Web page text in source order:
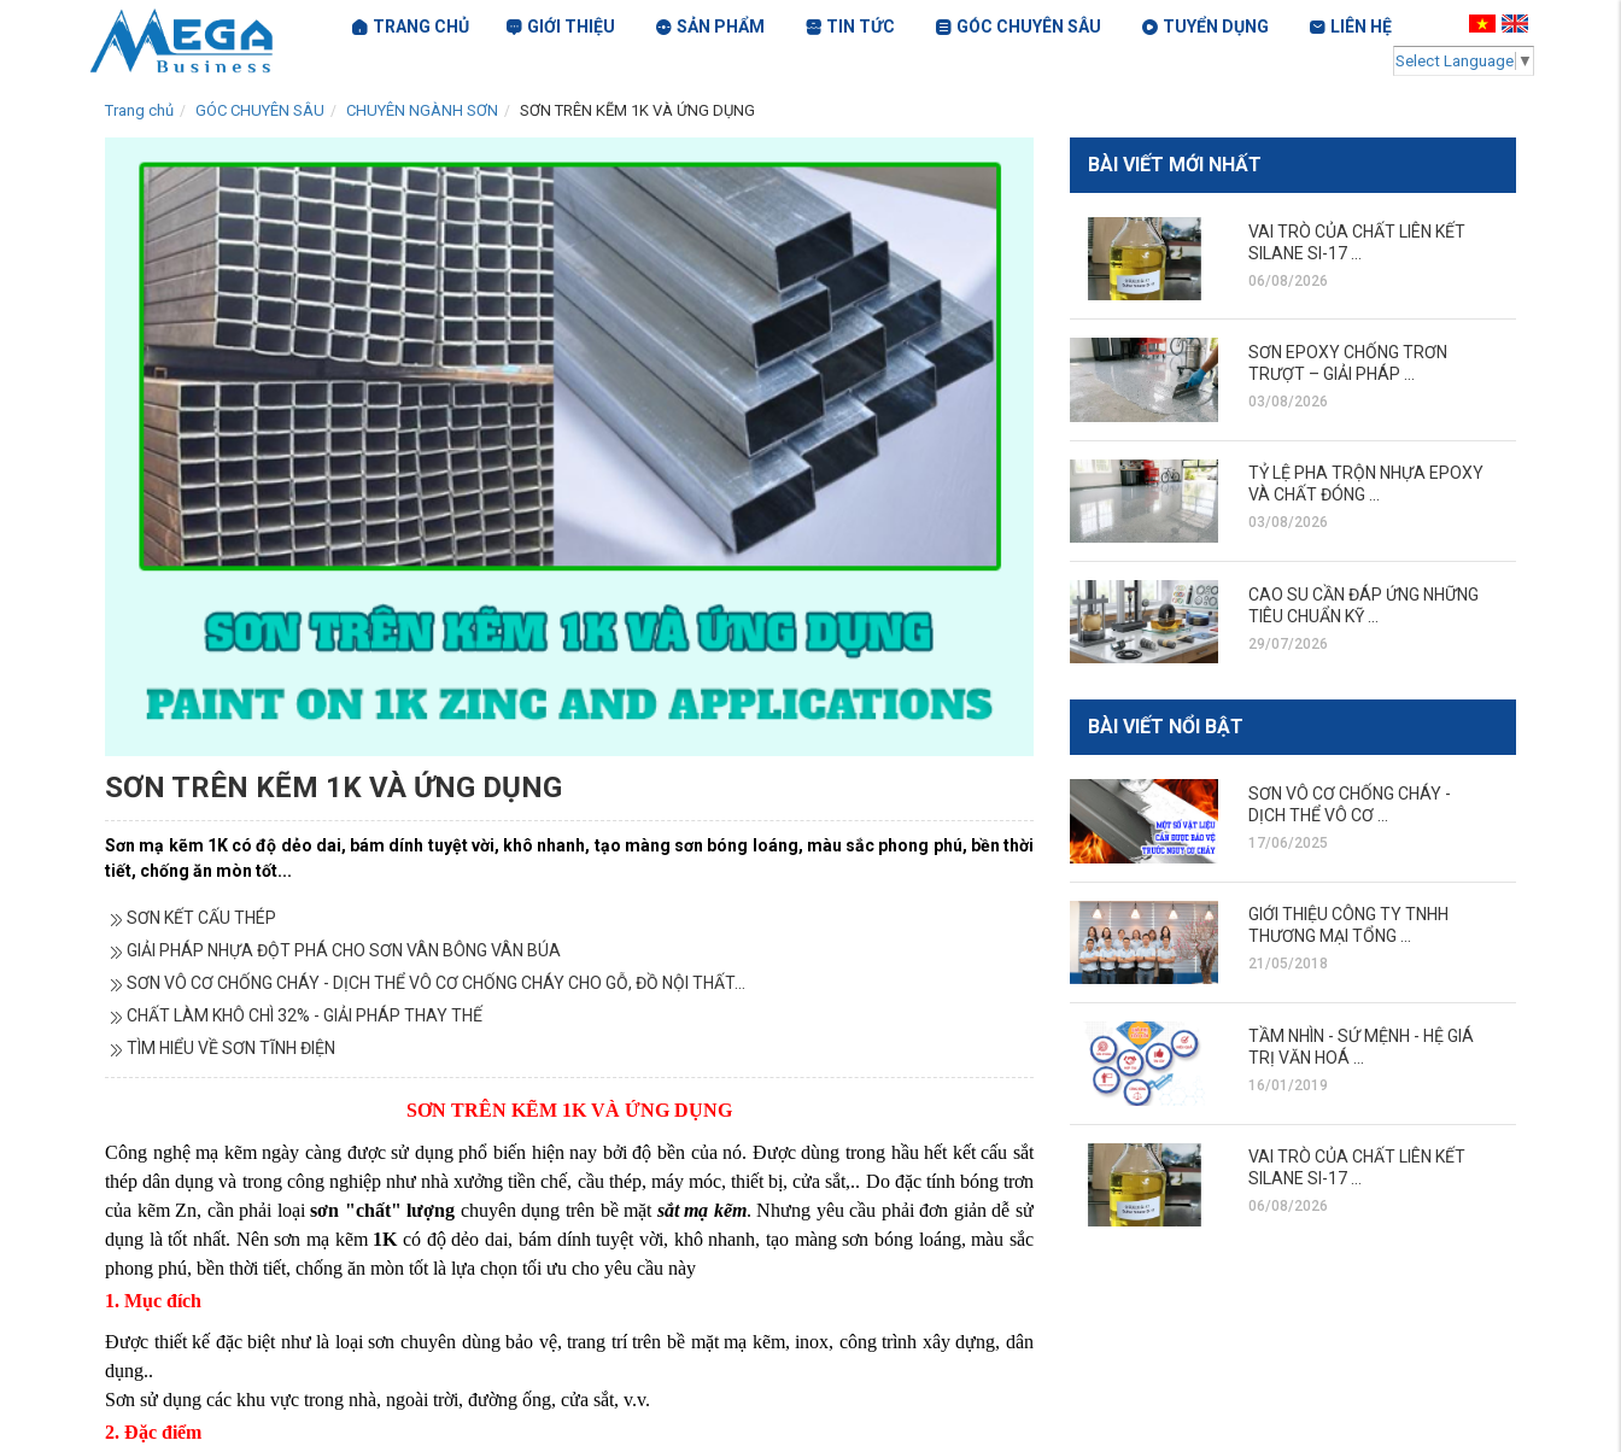
TRANG CHỦ GIỚI THIỆU SẢN PHẨM TIN TỨC GÓC CHUYÊN SÂU TUYỂN DỤNG LIÊN HỆ
Select Language ▼
Trang chủ GÓC CHUYÊN SÂU CHUYÊN NGÀNH SƠN SƠN TRÊN KẼM 1K VÀ ỨNG DỤNG
SƠN TRÊN KẼM 1K VÀ ỨNG DỤNG
Sơn mạ kẽm 1Kcó độ dẻo dai, bám dính tuyệt vời, khô nhanh, tạo màng sơn bóng loáng, màu sắc phong phú, bền thời
tiết, chống ăn mòn tốt...
SƠN KẾT CẤU THÉP
GIẢI PHÁP NHỰA ĐỘT PHÁ CHO SƠN VÂN BÔNG VÂN BÚA
SƠN VÔ CƠ CHỐNG CHÁY - DỊCH THỂ VÔ CƠ CHỐNG CHÁY CHO GỖ, ĐỒ NỘI THẤT...
CHẤT LÀM KHÔ CHÌ 32% - GIẢI PHÁP THAY THẾ
TÌM HIỂU VỀ SƠN TĨNH ĐIỆN
SƠN TRÊN KẼM 1K VÀ ỨNG DỤNG
Công nghệ mạ kẽm ngày càng được sử dụng phổ biến hiện nay bởi độ bền của nó. Được dùng trong hầu hết kết cấu sắt
thép dân dụng và trong công nghiệp như nhà xưởng tiền chế, cầu thép, máy móc, thiết bị, cửa sắt,.. Do đặc tính bóng trơn
của kẽm Zn, cần phải loạisơn "chất" lượng chuyên dụng trên bề mặt sắt mạ kẽm. Nhưng yêu cầu phải đơn giản dễ sử
dụng là tốt nhất. Nên sơn mạ kẽm 1K có độ dẻo dai, bám dính tuyệt vời, khô nhanh, tạo màng sơn bóng loáng, màu sắc
phong phú, bền thời tiết, chống ăn mòn tốt là lựa chọn tối ưu cho yêu cầu này
1. Mục đích
Được thiết kế đặc biệt như là loại sơn chuyên dùng bảo vệ, trang trí trên bề mặt mạ kẽm, inox, công trình xây dựng, dân
dụng..
Sơn sử dụng các khu vực trong nhà, ngoài trời, đường ống, cửa sắt, v.v.
2. Đặc điểm
BÀI VIẾT MỚI NHẤT
VAI TRÒ CỦA CHẤT LIÊN KẾT
SILANE SI-17 ...
06/08/2026
SƠN EPOXY CHỐNG TRƠN
TRƯỢT – GIẢI PHÁP ...
03/08/2026
TỶ LỆ PHA TRỘN NHỰA EPOXY
VÀ CHẤT ĐÓNG ...
03/08/2026
CAO SU CẦN ĐÁP ỨNG NHỮNG
TIÊU CHUẨN KỸ ...
29/07/2026
BÀI VIẾT NỔI BẬT
SƠN VÔ CƠ CHỐNG CHÁY -
DỊCH THỂ VÔ CƠ ...
17/06/2025
GIỚI THIỆU CÔNG TY TNHH
THƯƠNG MẠI TỔNG ...
21/05/2018
TẦM NHÌN - SỨ MỆNH - HỆ GIÁ
TRỊ VĂN HOÁ ...
16/01/2019
VAI TRÒ CỦA CHẤT LIÊN KẾT
SILANE SI-17 ...
06/08/2026